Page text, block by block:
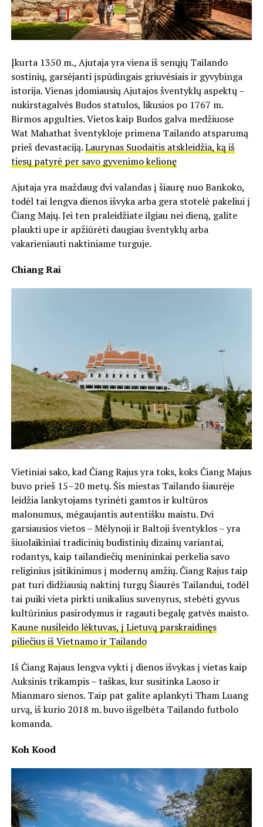
Įkurta 1350 m., Ajutaja yra viena iš senųjų Tailando
sostinių, garsėjanti įspūdingais griuvėsiais ir gyvybinga
istorija. Vienas įdomiausių Ajutajos šventyklų aspektų –
nukirstagalvės Budos statulos, likusios po 1767 m.
Birmos apgulties. Vietos kaip Budos galva medžiuose
Wat Mahathat šventykloje primena Tailando atsparumą
prieš devastaciją.Laurynas Suodaitis atskleidžia, ką iš
tiesų patyrė per savo gyvenimo kelionę
Ajutaja yra maždaug dvi valandas į šiaurę nuo Bankoko,
todėl tai lengva dienos išvyka arba gera stotelė pakeliui į
Čiang Majų. Jei ten praleidžiate ilgiau nei dieną, galite
plaukti upe ir apžiūrėti daugiau šventyklų arba
vakarieniauti naktiniame turguje.
Chiang Rai
Vietiniai sako, kad Čiang Rajus yra toks, koks Čiang Majus
buvo prieš 15–20 metų. Šis miestas Tailando šiaurėje
leidžia lankytojams tyrinėti gamtos ir kultūros
malonumus, mėgaujantis autentišku maistu. Dvi
garsiausios vietos – Mėlynoji ir Baltoji šventyklos – yra
šiuolaikiniai tradicinių budistinių dizainų variantai,
rodantys, kaip tailandiečių menininkai perkelia savo
religinius įsitikinimus į modernų amžių. Čiang Rajus taip
pat turi didžiausią naktinį turgų Šiaurės Tailandui, todėl
tai puiki vieta pirkti unikalius suvenyrus, stebėti gyvus
kultūrinius pasirodymus ir ragauti begalę gatvės maisto.
Kaune nusileido lėktuvas, į Lietuvą parskraidinęs
piliečius iš Vietnamo ir Tailando
Iš Čiang Rajaus lengva vykti į dienos išvykas į vietas kaip
Auksinis trikampis – taškas, kur susitinka Laoso ir
Mianmaro sienos. Taip pat galite aplankyti Tham Luang
urvą, iš kurio 2018 m. buvo išgelbėta Tailando futbolo
komanda.
Koh Kood